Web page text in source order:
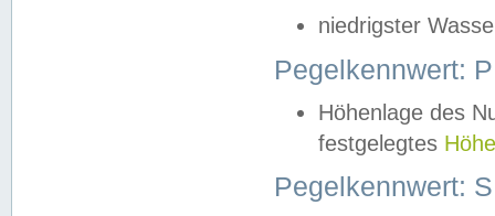
niedrigster
Pegelkennwert:
Höhenlage des
festgelegtes
Pegelkennwert: